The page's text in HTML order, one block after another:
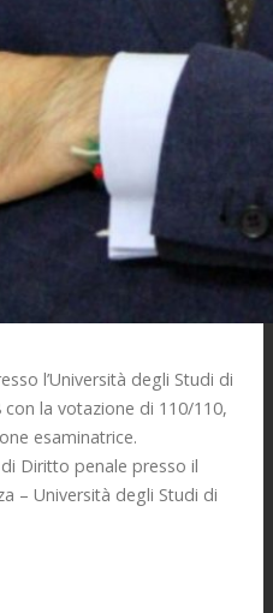
l’Università degli Studi di
la votazione di 110/110,
esaminatrice.
Diritto penale presso il
– Università degli Studi di